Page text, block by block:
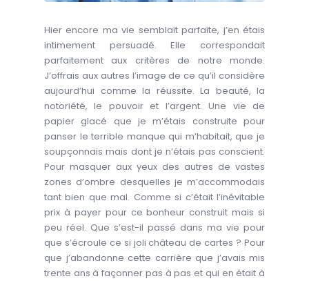
Hier encore ma vie semblait parfaite, j’en étais
intimement persuadé. Elle correspondait
parfaitement aux critères de notre monde.
J’offrais aux autres l’image de ce qu’il considère
aujourd’hui comme la réussite. La beauté, la
notoriété, le pouvoir et l’argent. Une vie de
papier glacé que je m’étais construite pour
panser le terrible manque qui m’habitait, que je
soupçonnais mais dont je n’étais pas conscient.
Pour masquer aux yeux des autres de vastes
zones d’ombre desquelles je m’accommodais
tant bien que mal. Comme si c’était l’inévitable
prix à payer pour ce bonheur construit mais si
peu réel. Que s’est-il passé dans ma vie pour
que s’écroule ce si joli château de cartes ? Pour
que j’abandonne cette carrière que j’avais mis
trente ans à façonner pas à pas et qui en était à